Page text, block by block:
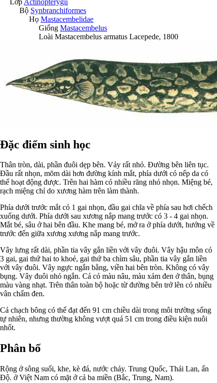
Bộ Synbranchiformes
Họ Mastacembelidae
Giống Mastacembelus
Loài Mastacembelus armatus Lacepede, 1800
Đặc điểm sinh học
Thân tròn, dài, phần đuôi dẹp bên. Vảy rất nhỏ. Đường bên liên tục.
Đầu rất nhọn, mõm dài hơn đường kính mắt, phía dưới có nếp da có
thể hoạt động được. Trên hai hàm có nhiều răng nhỏ nhọn. Miệng bé,
rạch miệng chỉ do xương hàm trên làm thành.
Phía dưới trước mắt có 1 gai nhọn, đầu gai chĩa về phía sau hơi chếch
xuống dưới. Phía dưới sau xương nắp mang trước có 3 - 4 gai nhọn.
Mắt bé, sâu ở hai bên đầu. Khe mang bé, mở ra ở phía dưới, hướng về
trước đến giữa xương xương nắp mang trước.
Vây lưng rất dài, phần tia vây gắn liền với vây đuôi. Vây hậu môn có
3 gai, gai thứ hai to khoẻ, gai thứ ba chìm sâu, phần tia vây gắn liền
với vây đuôi. Vây ngực ngắn bằng, viền hai bên tròn. Không có vây
bụng. Vây đuôi nhỏ ngắn. Cá có màu nâu, màu xám đen ở thân, bụng
màu vàng nhạt. Trên thân toàn bộ hoặc từ đường bên trở lên có nhiều
vân chấm đen.
Cá chạch bông có thể đạt đến 91 cm chiều dài trong môi trường sống
tự nhiên, nhưng thường không vượt quá 51 cm trong điều kiện nuôi
nhốt.
Phân bố
Rộng ở sông suối, khe, kè đá, nước chảy. Trung Quốc, Thái Lan, ấn
Độ. ở Việt Nam có mặt ở cả ba miền (Bắc, Trung, Nam).